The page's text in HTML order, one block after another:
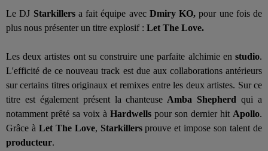
Le DJ Starkillers a fait équipe avec Dmiry KO, pour une fois de
plus nous présenter un titre explosif : Let The Love.
Les deux artistes ont su construire une parfaite alchimie en studio.
L'efficité de ce nouveau track est due aux collaborations antérieurs
sur certains titres originaux et remixes entre les deux artistes. Sur ce
titre est également présent la chanteuse Amba Shepherd qui a
notamment prêté sa voix à Hardwells pour son dernier hit Apollo.
Grâce à Let The Love, Starkillersprouve et impose son talent de
producteur.